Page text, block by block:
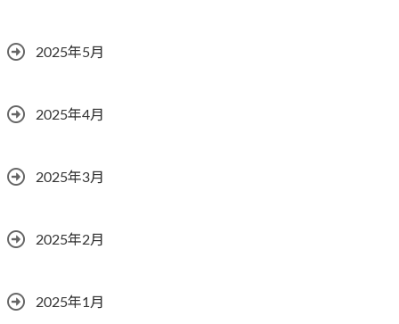
2025年5月
2025年4月
2025年3月
2025年2月
2025年1月